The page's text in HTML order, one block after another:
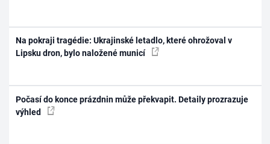
Na pokraji tragédie: Ukrajinské letadlo, které ohrožoval v
Lipsku dron, bylo naložené municí
Počasí do konce prázdnin může překvapit. Detaily prozrazuje
výhled